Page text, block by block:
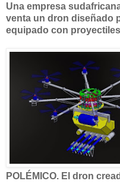
Una empresa
venta un dron diseñado
equipado con
POLÉMICO. El dron